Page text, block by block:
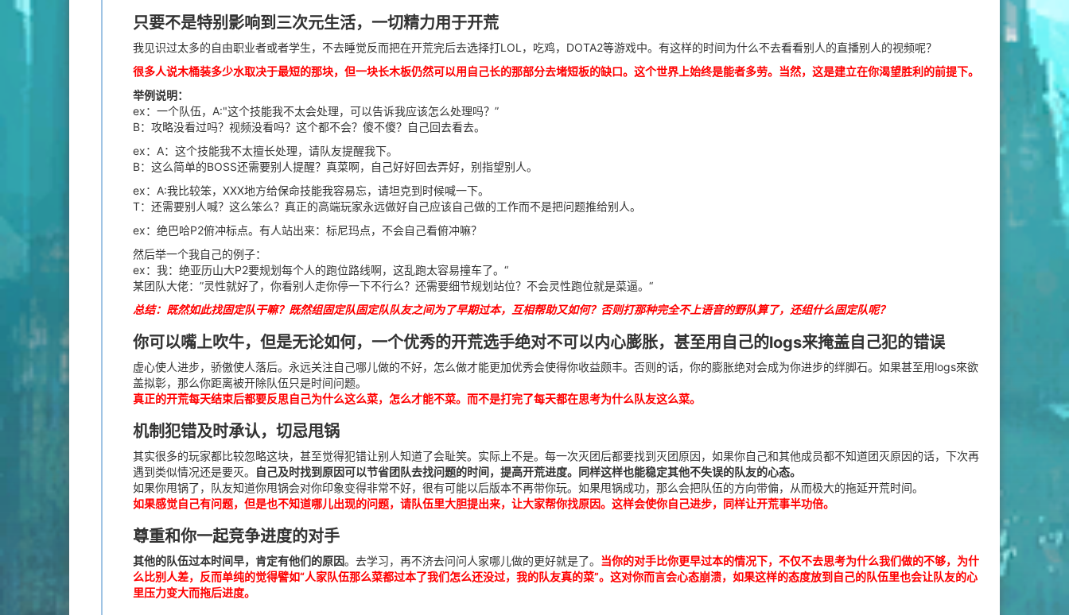
只要不是特别影响到三次元生活，一切精力用于开荒
我见识过太多的自由职业者或者学生，不去睡觉反而把在开荒完后去选择打LOL，吃鸡，DOTA2等游戏中。有这样的时间为什么不去看看别人的直播别人的视频呢？
很多人说木桶装多少水取决于最短的那块，但一块长木板仍然可以用自己长的那部分去堵短板的缺口。这个世界上始终是能者多劳。当然，这是建立在你渴望胜利的前提下。
举例说明：
ex：一个队伍，A:"这个技能我不太会处理，可以告诉我应该怎么处理吗？”
B：攻略没看过吗？视频没看吗？这个都不会？傻不傻？自己回去看去。
ex：A：这个技能我不太擅长处理，请队友提醒我下。
B：这么简单的BOSS还需要别人提醒？真菜啊，自己好好回去弄好，别指望别人。
ex：A:我比较笨，XXX地方给保命技能我容易忘，请坦克到时候喊一下。
T：还需要别人喊？这么笨么？真正的高端玩家永远做好自己应该自己做的工作而不是把问题推给别人。
ex：绝巴哈P2俯冲标点。有人站出来：标尼玛点，不会自己看俯冲嘛？
然后举一个我自己的例子：
ex：我：绝亚历山大P2要规划每个人的跑位路线啊，这乱跑太容易撞车了。“
某团队大佬：”灵性就好了，你看别人走你停一下不行么？还需要细节规划站位？不会灵性跑位就是菜逼。“
总结：既然如此找固定队干嘛？既然组固定队固定队队友之间为了早期过本，互相帮助又如何？否则打那种完全不上语音的野队算了，还组什么固定队呢？
你可以嘴上吹牛，但是无论如何，一个优秀的开荒选手绝对不可以内心膨胀，甚至用自己的logs来掩盖自己犯的错误
虚心使人进步，骄傲使人落后。永远关注自己哪儿做的不好，怎么做才能更加优秀会使得你收益颇丰。否则的话，你的膨胀绝对会成为你进步的绊脚石。如果甚至用logs來欲
盖拟彰，那么你距离被开除队伍只是时间问题。
真正的开荒每天结束后都要反思自己为什么这么菜，怎么才能不菜。而不是打完了每天都在思考为什么队友这么菜。
机制犯错及时承认，切忌甩锅
其实很多的玩家都比较忽略这块，甚至觉得犯错让别人知道了会耻笑。实际上不是。每一次灭团后都要找到灭团原因，如果你自己和其他成员都不知道团灭原因的话，下次再
遇到类似情况还是要灭。
自己及时找到原因可以节省团队去找问题的时间，提高开荒进度。同样这样也能稳定其他不失误的队友的心态。
如果你甩锅了，队友知道你甩锅会对你印象变得非常不好，很有可能以后版本不再带你玩。如果甩锅成功，那么会把队伍的方向带偏，从而极大的拖延开荒时间。
如果感觉自己有问题，但是也不知道哪儿出现的问题，请队伍里大胆提出来，让大家帮你找原因。这样会使你自己进步，同样让开荒事半功倍。
尊重和你一起竞争进度的对手
其他的队伍过本时间早，肯定有他们的原因。去学习，再不济去问问人家哪儿做的更好就是了。 当你的对手比你更早过本的情况下，不仅不去思考为什么我们做的不够，为什
么比别人差，反而单纯的觉得譬如“人家队伍那么菜都过本了我们怎么还没过，我的队友真的菜”。这对你而言会心态崩溃，如果这样的态度放到自己的队伍里也会让队友的心
里压力变大而拖后进度。